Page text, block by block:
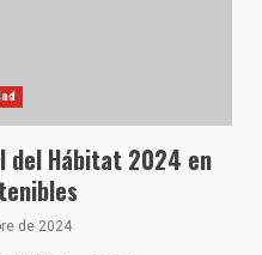
del Hábitat 2024 en
de 2024